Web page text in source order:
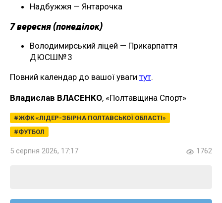
Надбужжя — Янтарочка
7 вересня (понеділок)
Володимирський ліцей — Прикарпаття
ДЮСШ№ 3
Повний календар до вашої уваги тут.
Владислав ВЛАСЕНКО, «Полтавщина Спорт»
ЖФК «ЛІДЕР-ЗБІРНА ПОЛТАВСЬКОЇ ОБЛАСТІ»
ФУТБОЛ
5 серпня 2026, 17:17 1762